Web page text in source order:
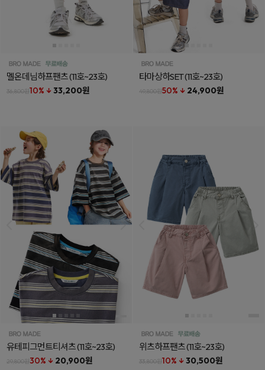
멜온데님하프팬츠(11호~23호)
36,800원10% ↓ 33,200원
타마상하SET(11호~23호)
49,800원50% ↓ 24,900원
유테피그먼트티셔츠(11호~23호)
29,800원30% ↓ 20,900원
위츠하프팬츠(11호~23호)
33,800원10% ↓ 30,500원